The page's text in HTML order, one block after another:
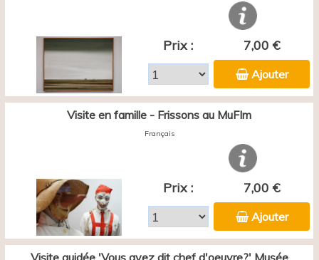
Prix : 7,00 €
Ajouter
Visite en famille - Frissons au MuFIm
Français
Prix : 7,00 €
Ajouter
Visite guidée 'Vous avez dit chef d'oeuvre?' Musée